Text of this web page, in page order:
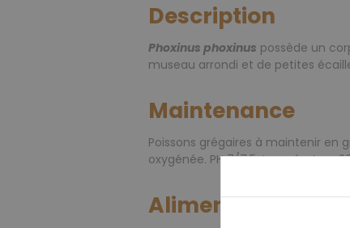
Description
Phoxinus phoxinus possède un
museau arrondi et de petites
Maintenance
Poissons grégaires à maintenir en
oxygénée. PH 7/7.5, température
Alimentation